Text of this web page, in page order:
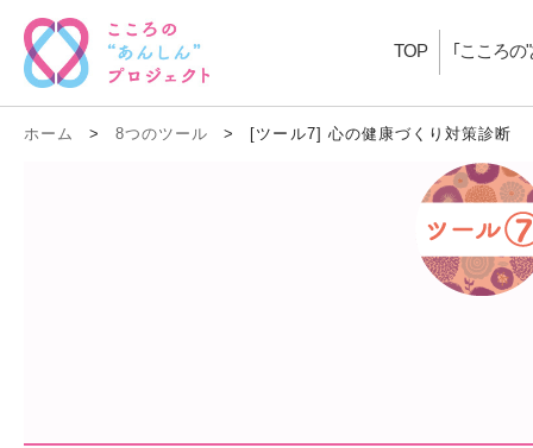
TOP ｢こころの
ホーム > 8つのツール > [ツール7] 心の健康づくり対策診断